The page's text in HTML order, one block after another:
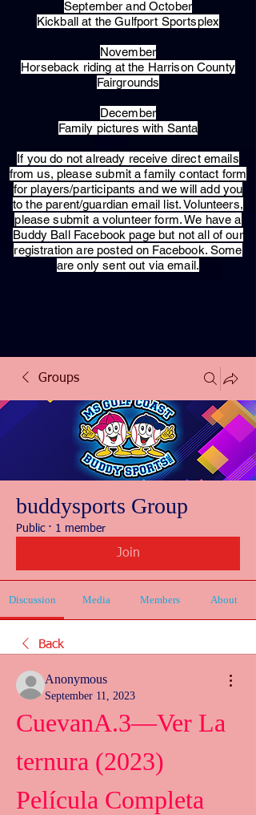
September and October
Kickball at the Gulfport Sportsplex
November
Horseback riding at the Harrison County
Fairgrounds
December
Family pictures with Santa
​If you do not already receive direct emails
from us, please submit a family contact form
for players/participants and we will add you
to the parent/guardian email list. Volunteers,
please submit a volunteer form. We have a
Buddy Ball Facebook page but not all of our
registration are posted on Facebook. Some
are only sent out via email.
Groups
buddysports Group
Public · 1 member
Join
Discussion Media Members About
Back
Anonymous
September 11, 2023
CuevanA.3—Ver La
ternura (2023)
Película Completa